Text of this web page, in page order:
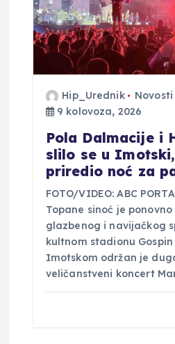
a
v
Hip_Urednik
Novosti
9 kolovoza, 2026
Pola Dalmacije i
slilo se u
priredio noć za
FOTO/VIDEO: ABC
Topane sinoć je
glazbenog i navijačkog
kultnom stadionu
Imotskom održan je
veličanstveni koncert